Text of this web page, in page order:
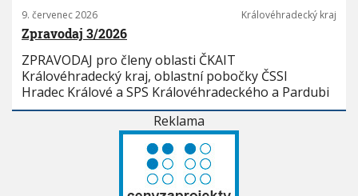
9. červenec 2026 Královéhradecký kraj
Zpravodaj 3/2026
ZPRAVODAJ pro členy oblasti ČKAIT
Královéhradecký kraj, oblastní pobočky ČSSI
Hradec Králové a SPS Královéhradeckého a Pardubi
Reklama